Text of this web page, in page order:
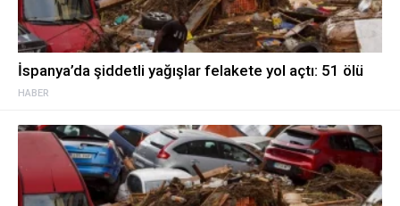
HABER
İspanya’da şiddetli yağışlar felakete yol açtı: 51 ölü